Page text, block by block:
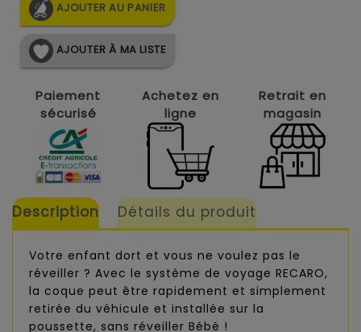
AJOUTER AU PANIER
AJOUTER À MA LISTE
Paiement
sécurisé
Achetez en
ligne
Retrait en
magasin
Description Détails du produit
Votre enfant dort et vous ne voulez pas le
réveiller ? Avec le système de voyage RECARO,
la coque peut être rapidement et simplement
retirée du véhicule et installée sur la
poussette, sans réveiller Bébé !